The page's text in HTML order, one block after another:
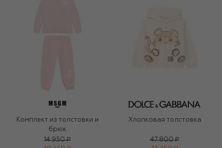
Комплект из толстовки и
брюк
14 950 ₽
Хлопковая толстовка
47 800 ₽